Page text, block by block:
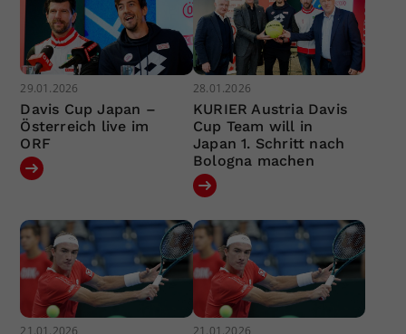
29.01.2026
Davis Cup Japan –
Österreich live im
ORF
28.01.2026
KURIER Austria Davis
Cup Team will in
Japan 1. Schritt nach
Bologna machen
21.01.2026 21.01.2026